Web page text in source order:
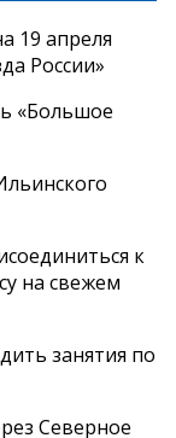
19 апреля
России»
«Большое
к
на свежем
занятия по
Северное